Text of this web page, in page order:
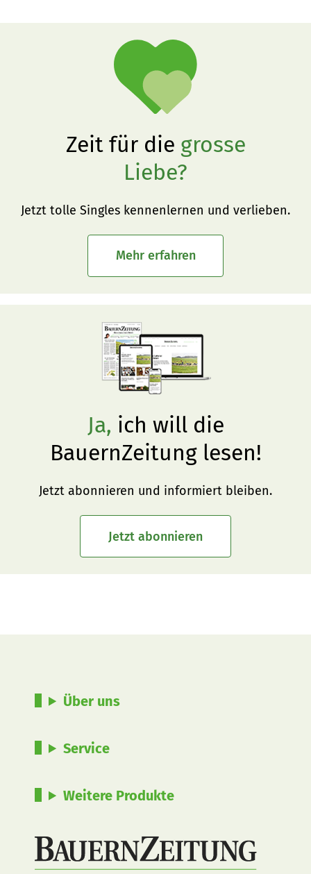
Zeit für die grosse
Liebe?
Jetzt tolle Singles kennenlernen und verlieben.
Mehr erfahren
Ja, ich will die
BauernZeitung lesen!
Jetzt abonnieren und informiert bleiben.
Jetzt abonnieren
Über uns
Service
Weitere Produkte